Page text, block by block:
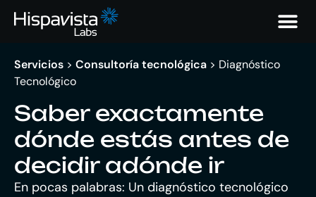
Servicios > Consultoría tecnológica > Diagnóstico
Tecnológico
Saber exactamente
dónde estás antes de
decidir adónde ir
En pocas palabras: Un diagnóstico tecnológico